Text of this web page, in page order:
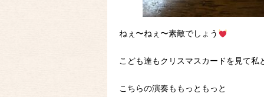
ねぇ〜ねぇ〜素敵でしょう
こども達もクリスマスカードを見て私
こちらの演奏ももっともっと